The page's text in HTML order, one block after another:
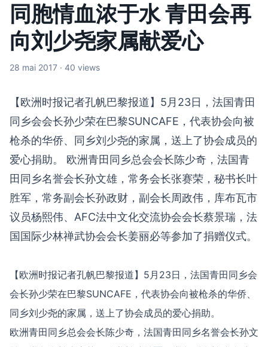
同胞情血浓于水 青田会再
向刘少尧家属献爱心
28 mai 2017 · 40 views
【欧洲时报记者孔帆巴黎报道】5月23日，法国青田
同乡会会长孙少荣在巴黎SUNCAFE，代表协会向被
枪杀的华侨、同乡刘少尧的家属，送上了协会成员的
爱心捐助。 欧洲青田同乡总会会长陈少奇，法国青
田同乡名誉会长孙文雄，常务会长张赛荣，秘书长叶
胜军，常务副会长孙政财，副会长周政伟，库布瓦市
议员杨熙伟、AFC法中文化交流协会会长蔡景瑞，法
国国际少林禅武协会会长姜丽必等参加了捐赠仪式。
【欧洲时报记者孔帆巴黎报道】5月23日，法国青田同乡会
会长孙少荣在巴黎SUNCAFE，代表协会向被枪杀的华侨、
同乡刘少尧的家属，送上了协会成员的爱心捐助。
欧洲青田同乡总会会长陈少奇，法国青田同乡名誉会长孙文